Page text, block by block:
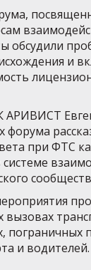
обсудили
и
АРИВИСТ
при ФТС
системе
пограничных
и водителей.